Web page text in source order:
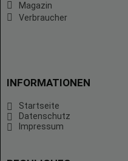
Magazin
Verbraucher
INFORMATIONEN
Startseite
Datenschutz
Impressum